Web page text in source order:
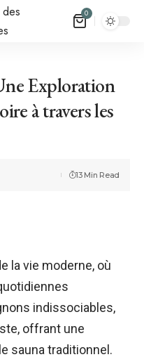
0
Exploration
à travers les
13 Min Read
la vie moderne, où
indissociables,
offrant une
sauna traditionnel.